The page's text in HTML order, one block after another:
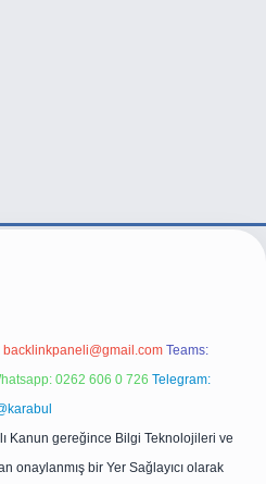
backlinkpaneli@gmail.com Teams:
0262 606 0 726 Telegram:
Kanun gereğince Bilgi Teknolojileri ve
onaylanmış bir Yer Sağlayıcı olarak